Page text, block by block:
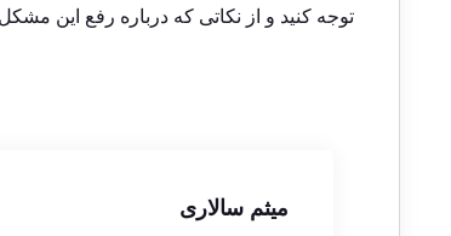
توجه کنید و از نکاتی که درباره رفع این
میثم سالاری